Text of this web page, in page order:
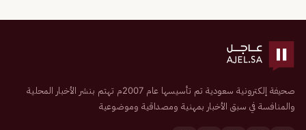
صحيفة إلكترونية سعودية تم تأسيسها عام 2007م تهتم بنشر الأخبار المحلية
والمنافسة في سبق الأخبار بمهنية ومصداقية وموضوعية